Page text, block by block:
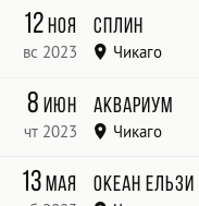
Joe's Live -
12ноя
вс 2023
Сплин
Чикаго
Joe's Live
8июн
чт 2023
Аквариум
Чикаго
Park West Chicago
13мая Океан Ельзи